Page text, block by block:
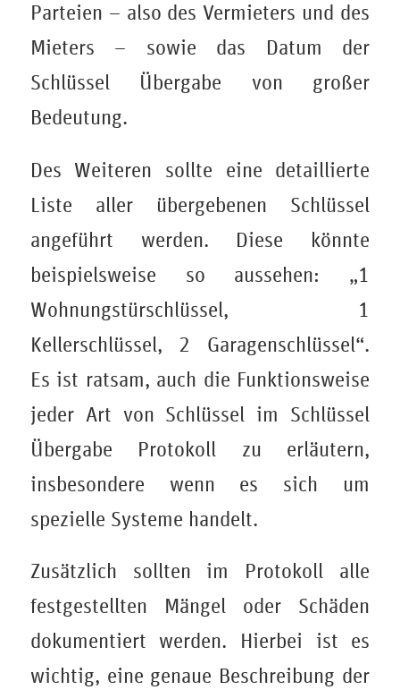
Parteien – also des Vermieters und des
Mieters – sowie das Datum der
Schlüssel Übergabe von großer
Bedeutung.
Des Weiteren sollte eine detaillierte
Liste aller übergebenen Schlüssel
angeführt werden. Diese könnte
beispielsweise so aussehen: „1
Wohnungstürschlüssel, 1
Kellerschlüssel, 2 Garagenschlüssel“.
Es ist ratsam, auch die Funktionsweise
jeder Art von Schlüssel im Schlüssel
Übergabe Protokoll zu erläutern,
insbesondere wenn es sich um
spezielle Systeme handelt.
Zusätzlich sollten im Protokoll alle
festgestellten Mängel oder Schäden
dokumentiert werden. Hierbei ist es
wichtig, eine genaue Beschreibung der